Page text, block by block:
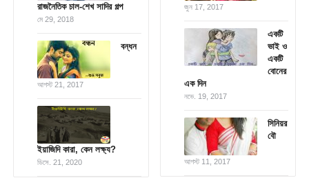
রাজনৈতিক চাল-শেখ সাদির গল্প
মে 29, 2018
বন্ধন
আগস্ট 21, 2017
ইয়াজিদি কারা, কেন লক্ষ্য?
ডিসে. 21, 2020
জুন 17, 2017
একটি
ভাই ও
একটি
বোনের
এক দিন
নভে. 19, 2017
সিনিয়র
বৌ
আগস্ট 11, 2017